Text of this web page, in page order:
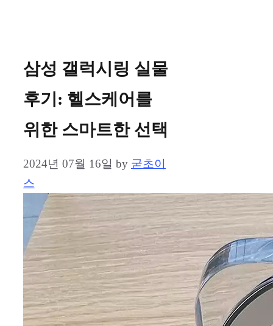
삼성 갤럭시링 실물
후기: 헬스케어를
위한 스마트한 선택
2024년 07월 16일 by 굳초이
스